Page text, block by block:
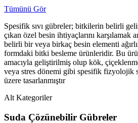
Tümünü Gör
Spesifik sıvı gübreler; bitkilerin belirli
çıkan özel besin ihtiyaçlarını karşılamak
belirli bir veya birkaç besin elementi
formdaki bitki besleme ürünleridir. Bu
amacıyla geliştirilmiş olup kök,
veya stres dönemi gibi spesifik fizyolojik
üzere tasarlanmıştır
Alt Kategoriler
Suda Çözünebilir Gübreler